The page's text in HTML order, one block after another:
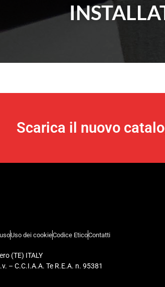
Scarica il nuovo
Uso dei cookieCodice EticoContatti
(TE) ITALY
– C.C.I.A.A. Te R.E.A. n. 95381